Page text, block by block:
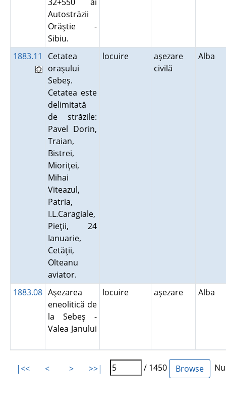
Autostrăzii
Orăştie -
Sibiu.
1883.11
Cetatea
oraşului
Sebeş.
Cetatea este
delimitată
de străzile:
Pavel Dorin,
Traian,
Bistrei,
Mioriţei,
Mihai
Viteazul,
Patria,
I.L.Caragiale,
Pieţii, 24
Ianuarie,
Cetăţii,
Olteanu
aviator.
locuire
aşezare
civilă
Alba
1883.08 Aşezarea
eneolitică de
la Sebeş -
Valea Janului
locuire aşezare Alba
|<< < > >>| / 1450